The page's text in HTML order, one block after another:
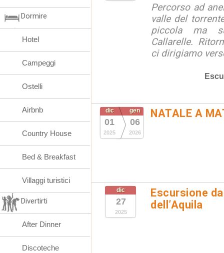
Percorso ad
valle del
piccola ma
Callarelle.
ci dirigiamo
dic
01
2025
gen
06
2026
NATALE A
dic
27
2025
Escursione
dell’Aquila
Dormire
Hotel
Campeggi
Ostelli
Airbnb
Country House
Bed & Breakfast
Villaggi turistici
Divertirti
After Dinner
Discoteche